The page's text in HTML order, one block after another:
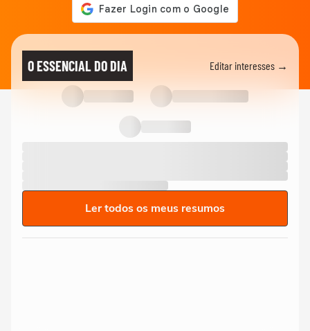
O ESSENCIAL DO DIA Editar interesses →
Ler todos os meus resumos